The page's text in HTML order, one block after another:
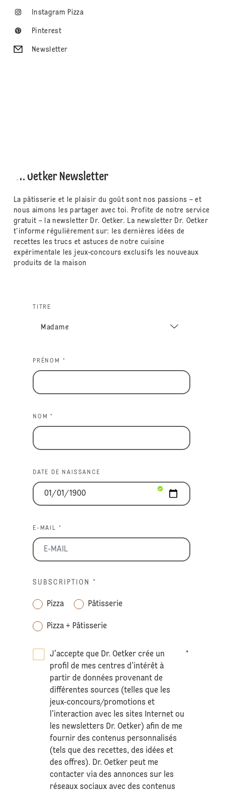
Instagram Pizza
Pinterest
Newsletter
Dr. Oetker Newsletter
La pâtisserie et le plaisir du goût sont nos passions – et
nous aimons les partager avec toi. Profite de notre service
gratuit – la newsletter Dr. Oetker. La newsletter Dr. Oetker
t'informe régulièrement sur: les dernières idées de
recettes les trucs et astuces de notre cuisine
expérimentale les jeux-concours exclusifs les nouveaux
produits de la maison
TITRE
PRÉNOM *
NOM *
DATE DE NAISSANCE
E-MAIL *
SUBSCRIPTION *
Pizza Pâtisserie
Pizza + Pâtisserie
J’accepte que Dr. Oetker crée un
profil de mes centres d’intérêt à
partir de données provenant de
différentes sources (telles que les
jeux-concours/promotions et
l’interaction avec les sites Internet ou
les newsletters Dr. Oetker) afin de me
fournir des contenus personnalisés
(tels que des recettes, des idées et
des offres). Dr. Oetker peut me
contacter via des annonces sur les
réseaux sociaux avec des contenus
*